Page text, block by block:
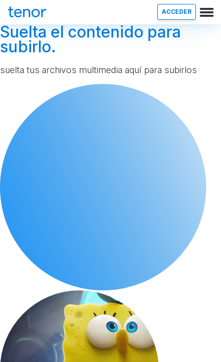
ACCEDER
Suelta el contenido para
subirlo.
suelta tus archivos multimedia aquí para subirlos